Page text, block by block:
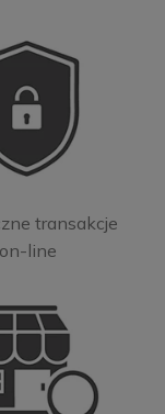
transakcje
on-line